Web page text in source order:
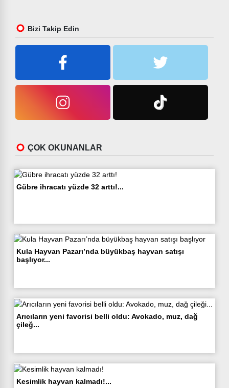
Bizi Takip Edin
ÇOK OKUNANLAR
Gübre ihracatı yüzde 32 arttı!...
Kula Hayvan Pazarı’nda büyükbaş hayvan satışı
başlıyor...
Arıcıların yeni favorisi belli oldu: Avokado, muz, dağ
çileğ...
Kesimlik hayvan kalmadı!...